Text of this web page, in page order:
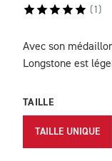
( 1 )
DESCRIPTION
Avec son
Longstone est
TAILLE
TAILLE UNIQUE